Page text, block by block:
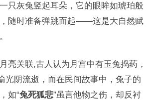
只灰兔竖起耳朵，它的眼眸如琥珀般
随时准备弹跳而起——这是大自然赋
亮关联,古人认为月宫中有玉兔捣药，
光阴流逝，而在民间故事中，兔子的
如“兔死狐悲”虽言他物之伤，却反衬